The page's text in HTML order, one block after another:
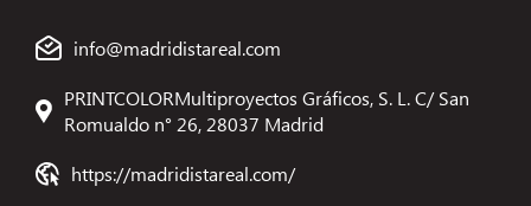
info@madridistareal.com
PRINTCOLORMultiproyectos Gráficos, S. L. C/ San
Romualdo n° 26, 28037 Madrid
https://madridistareal.com/